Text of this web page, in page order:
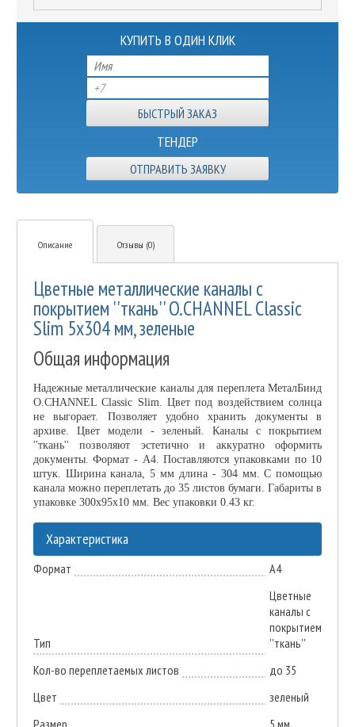
КУПИТЬ В ОДИН КЛИК
ТЕНДЕР
ОТПРАВИТЬ ЗАЯВКУ
Описание Отзывы (0)
Цветные металлические каналы с
покрытием ''ткань'' O.CHANNEL Classic
Slim 5х304 мм, зеленые
Общая информация
Надежные металлические каналы для переплета МеталБинд
O.CHANNEL Classic Slim. Цвет под воздействием солнца
не выгорает. Позволяет удобно хранить документы в
архиве. Цвет модели - зеленый. Каналы с покрытием
''ткань'' позволяют эстетично и аккуратно оформить
документы. Формат - А4. Поставляются упаковками по 10
штук. Ширина канала, 5 мм длина - 304 мм. С помощью
канала можно переплетать до 35 листов бумаги. Габариты в
упаковке 300x95x10 мм. Вес упаковки 0.43 кг.
Характеристика
Формат А4
Тип
Цветные
каналы с
покрытием
''ткань''
Кол-во переплетаемых листов
до 35
Цвет
зеленый